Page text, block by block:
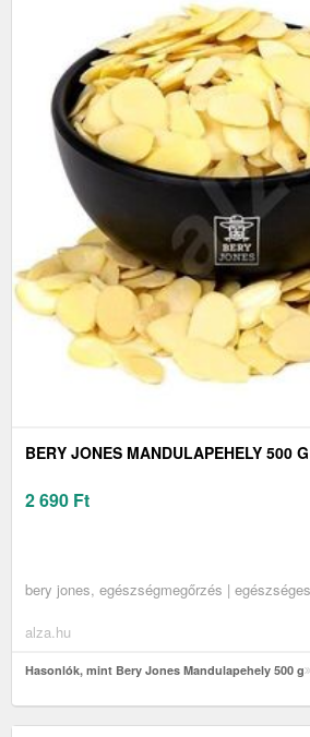
BERY JONES MANDULAPEHELY 500 G
2 690 Ft
bery jones, egészségmegőrzés |
alza.hu
Hasonlók, mint Bery Jones Mandulapehely 500 g